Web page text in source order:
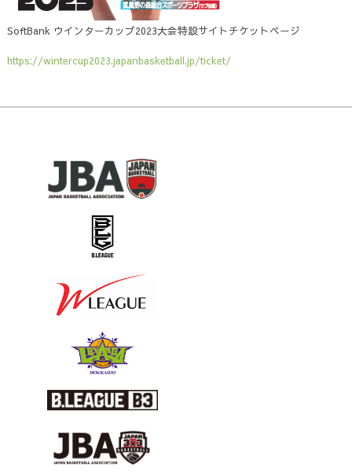
SoftBank ウインターカップ2023大会特設サイトチケットページ
https://wintercup2023.japanbasketball.jp/ticket/